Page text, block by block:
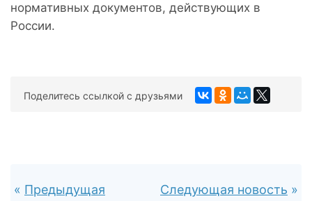
нормативных документов, действующих в
России.
Поделитесь ссылкой с друзьями
Предыдущая
Следующая новость